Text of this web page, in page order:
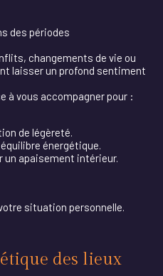
des périodes
changements de vie ou
laisser un profond sentiment
à vous accompagner pour :
de légèreté.
énergétique.
un apaisement intérieur.
situation personnelle.
des lieux